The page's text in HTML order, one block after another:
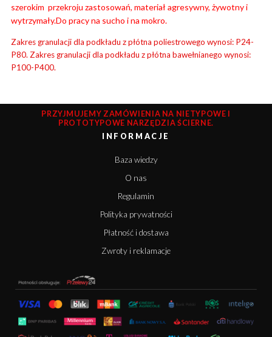
szerokim przekroju zastosowań, materiał agresywny, żywotny i
wytrzymały.Do pracy na sucho i na mokro.
Zakres granulacji dla podkładu z płótna poliestrowego wynosi: P24-
P80. Zakres granulacji dla podkładu z płótna bawełnianego wynosi:
P100-P400.
PRZYJMUJEMY ZAMÓWIENIA NA NIETYPOWE I
PROTOTYPOWE NARZĘDZIA ŚCIERNE.
INFORMACJE
Baza wiedzy
O nas
Regulamin
Polityka prywatności
Płatność i dostawa
Zwroty i reklamacje